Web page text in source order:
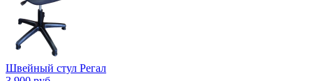
Швейный стул Регал